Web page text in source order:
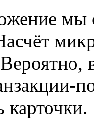
мы
карточки.